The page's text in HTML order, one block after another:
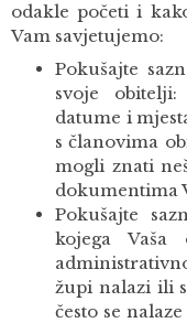
odakle početi i
Vam savjetujemo:
Pokušajte
svoje
datume i
s članovima
mogli znati
dokumentima
Pokušajte
kojega
župi nalazi ili
često se